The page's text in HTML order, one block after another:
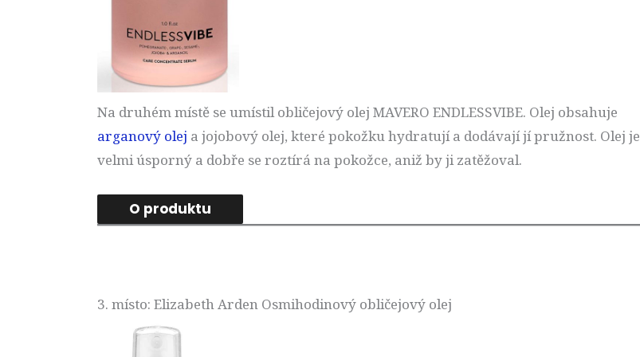
Na druhém místě se umístil obličejový olej MAVERO ENDLESSVIBE. Olej obsahuje
arganový olej a jojobový olej, které pokožku hydratují a dodávají jí pružnost. Olej je
velmi úsporný a dobře se roztírá na pokožce, aniž by ji zatěžoval.
O produktu
3. místo: Elizabeth Arden Osmihodinový obličejový olej